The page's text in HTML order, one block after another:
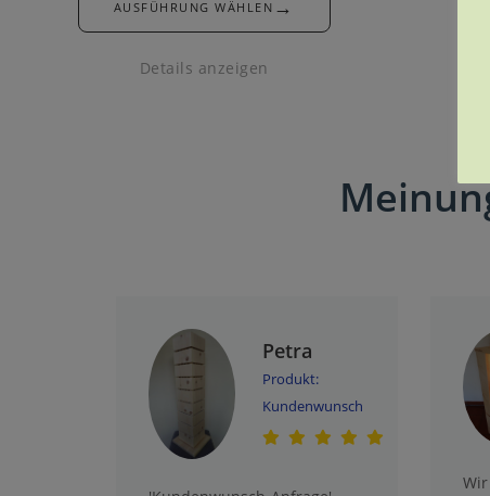
AUSFÜHRUNG WÄHLEN →
Details anzeigen
Petra
Produkt:
Kundenwunsch